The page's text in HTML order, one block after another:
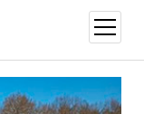
меню